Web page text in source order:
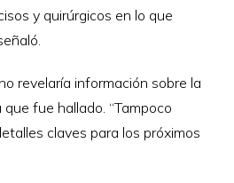
y quirúrgicos en lo que
revelaría información sobre la
fue hallado. “Tampoco
claves para los próximos